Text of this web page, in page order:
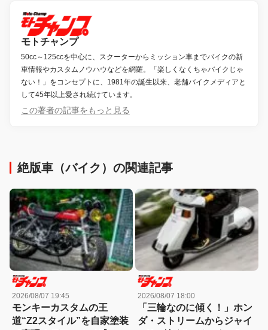
モトチャンプ
50cc～125ccを中心に、スクーターからミッション車までバイクの新
車情報やカスタムノウハウなどを網羅。「楽しくなくちゃバイクじゃ
ない！」をコンセプトに、1981年の誕生以来、老舗バイクメディアと
して45年以上愛され続けています。
この著者の記事をもっと見る
絶版車（バイク）の関連記事
2026/08/07 19:45
モンキーカスタムの王
道“Z2スタイル”を自家塗装
2026/08/07 18:00
「三輪なのに傾く！」ホン
ダ・ストリームからジャイ